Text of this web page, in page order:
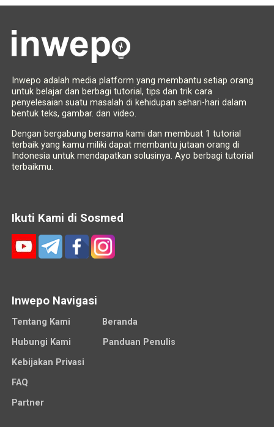
Inwepo adalah media platform yang membantu setiap orang
untuk belajar dan berbagi tutorial, tips dan trik cara
penyelesaian suatu masalah di kehidupan sehari-hari dalam
bentuk teks, gambar. dan video.
Dengan bergabung bersama kami dan membuat 1 tutorial
terbaik yang kamu miliki dapat membantu jutaan orang di
Indonesia untuk mendapatkan solusinya. Ayo berbagi tutorial
terbaikmu.
Ikuti Kami di Sosmed
Inwepo Navigasi
Tentang Kami
Beranda
Hubungi Kami
Panduan Penulis
Kebijakan Privasi
FAQ
Partner